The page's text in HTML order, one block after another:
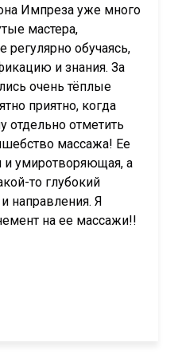
Импреза уже много
мастера,
обучаясь,
и знания. За
очень тёплые
приятно, когда
отдельно отметить
массажа! Ее
и умиротворяющая, а
то глубокий
направления. Я
на ее массажи!!